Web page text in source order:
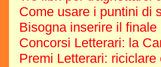
Come usare i puntini di
Bisogna inserire il
Concorsi Letterari: la
Premi Letterari: riciclare